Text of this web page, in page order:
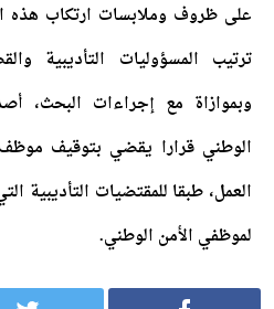
على ظروف وملابسات ارتكاب هذه
ترتيب المسؤوليات التأديبية
وبموازاة مع إجراءات البحث،
الوطني قرارا يقضي بتوقيف
العمل، طبقا للمقتضيات التأديبية
لموظفي الأمن الوطني.